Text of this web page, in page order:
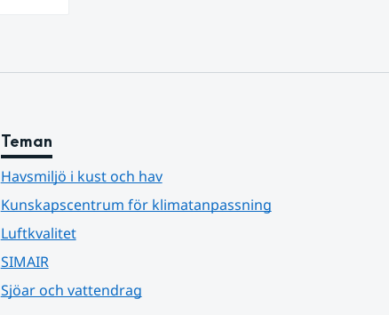
Teman
Havsmiljö i kust och hav
Kunskapscentrum för klimatanpassning
Luftkvalitet
SIMAIR
Sjöar och vattendrag